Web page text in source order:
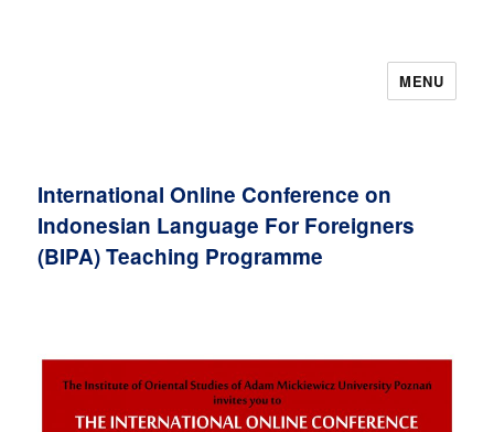
MENU
International Online Conference on
Indonesian Language For Foreigners
(BIPA) Teaching Programme